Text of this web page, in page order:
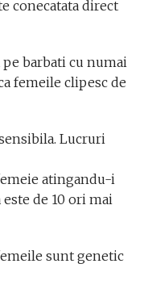
conecatata direct
pe barbati cu numai
femeile clipesc de
Lucruri
atingandu-i
de 10 ori mai
sunt genetic